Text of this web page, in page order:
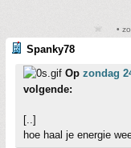
•
Spanky78
Op zondag
volgende:
[..]
hoe haal je energie